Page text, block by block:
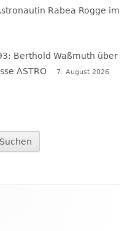
Rabea Rogge im
Berthold Waßmuth über
ASTRO
7. August 2026